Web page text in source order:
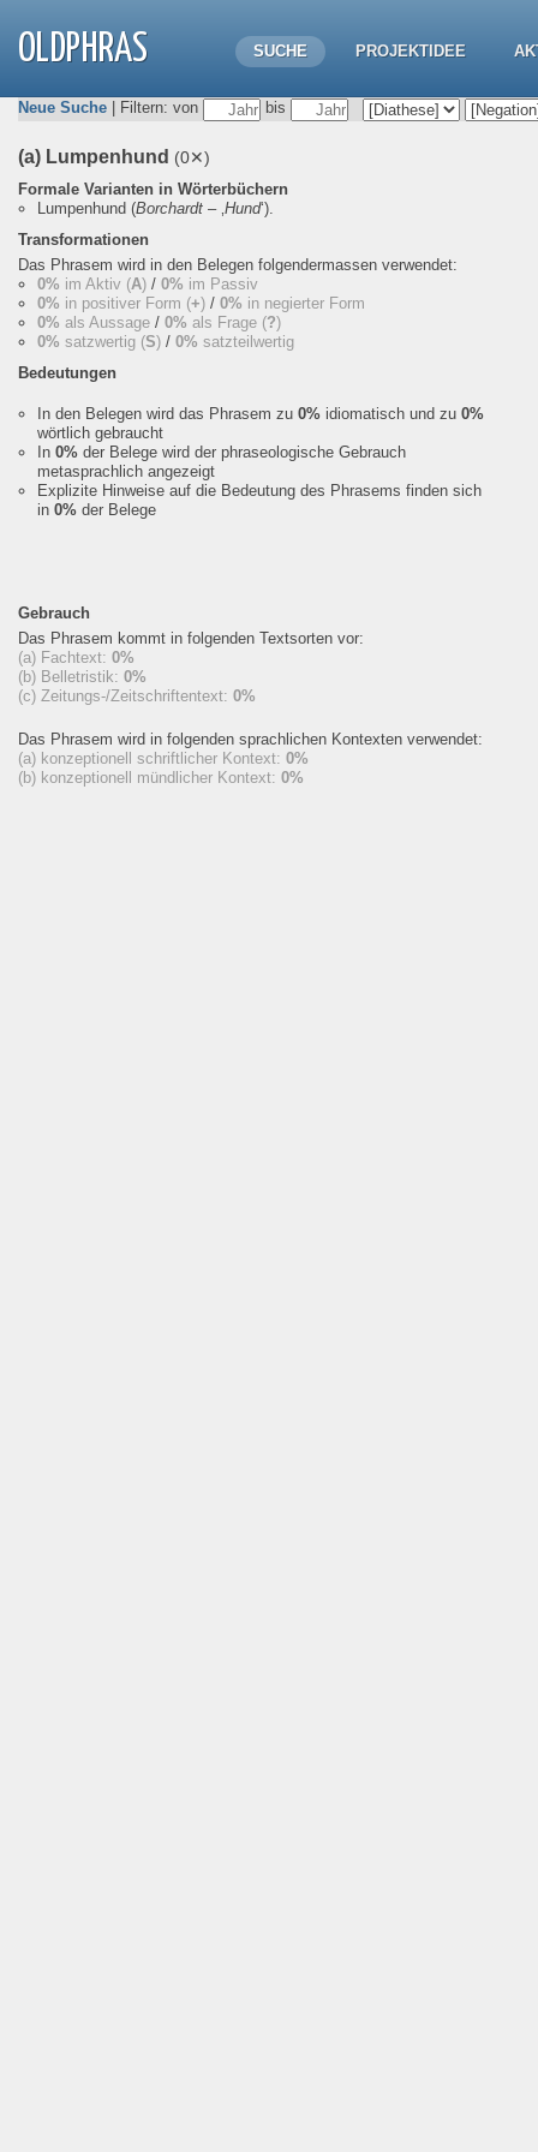
OLDPHRAS SUCHE PROJEKTIDEE
Neue Suche | Filtern: von bis
(a) Lumpenhund (0✕)
Formale Varianten in Wörterbüchern
Lumpenhund (Borchardt – ‚Hund‘).
Transformationen
Das Phrasem wird in den Belegen folgendermassen verwendet:
0% im Aktiv (A) / 0% im Passiv
0% in positiver Form (+) / 0% in negierter Form
0% als Aussage / 0% als Frage (?)
0% satzwertig (S) / 0% satzteilwertig
Bedeutungen
In den Belegen wird das Phrasem zu 0% idiomatisch und zu 0%
wörtlich gebraucht
In 0% der Belege wird der phraseologische Gebrauch
metasprachlich angezeigt
Explizite Hinweise auf die Bedeutung des Phrasems finden sich
in 0% der Belege
Gebrauch
Das Phrasem kommt in folgenden Textsorten vor:
(a) Fachtext: 0%
(b) Belletristik: 0%
(c) Zeitungs-/Zeitschriftentext: 0%
Das Phrasem wird in folgenden sprachlichen Kontexten verwendet:
(a) konzeptionell schriftlicher Kontext: 0%
(b) konzeptionell mündlicher Kontext: 0%